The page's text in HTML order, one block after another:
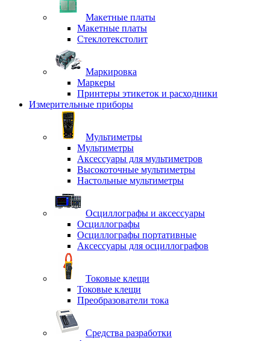
Макетные платы
Макетные платы
Стеклотекстолит
Маркировка
Маркеры
Принтеры этикеток и расходники
Измерительные приборы
Мультиметры
Мультиметры
Аксессуары для мультиметров
Высокоточные мультиметры
Настольные мультиметры
Осциллографы и аксессуары
Осциллографы
Осциллографы портативные
Аксессуары для осциллографов
Токовые клещи
Токовые клещи
Преобразователи тока
Средства разработки